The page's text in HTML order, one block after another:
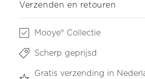
Verzenden en retouren
Mooye® Collectie
Scherp geprijsd
Gratis verzending in